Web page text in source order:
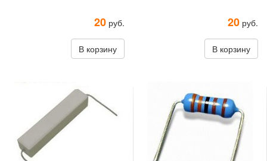
20 руб.
В корзину
20 руб.
В корзину